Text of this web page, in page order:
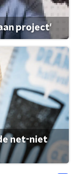
project'
net-niet